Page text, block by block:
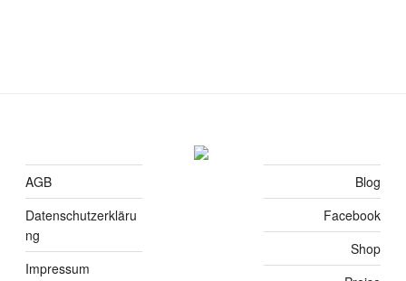
AGB
Datenschutzerkläru
ng
Impressum
Blog
Facebook
Shop